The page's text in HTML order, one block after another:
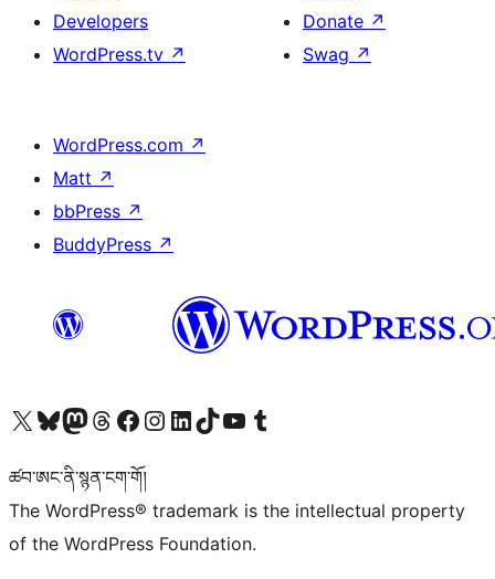
Developers
WordPress.tv ↗
Donate ↗
Swag ↗
WordPress.com ↗
Matt ↗
bbPress ↗
BuddyPress ↗
Visit our X (formerly Twitter) account
Visit our Bluesky account
Visit our Mastodon account
Visit our Threads account
Visit our Facebook page
Visit our Instagram account
Visit our LinkedIn account
Visit our TikTok account
Visit our YouTube channel
Visit our Tumblr account
ཚབ་ཨང་ནི་སྙན་ངག་གོ།
The WordPress® trademark is the intellectual property
of the WordPress Foundation.